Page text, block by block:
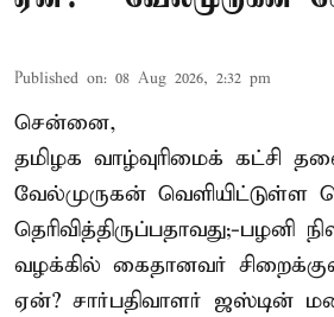
Published on: 08 Aug 2026, 2:32 pm
சென்னை,
தமிழக வாழ்வுரிமைக் கட்சி
வேல்முருகன் வெளியிட்டுள்ள
தெரிவித்திருப்பதாவது;-பழனி
வழக்கில் கைதானவர்
ஏன்? சார்பதிவாளர் ஜஸ்டின்